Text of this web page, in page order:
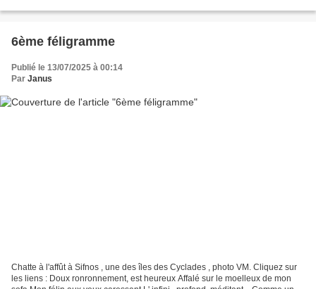
6ème féligramme
Publié le 13/07/2025 à 00:14
Par Janus
Chatte à l'affût à Sifnos , une des îles des Cyclades , photo VM. Cliquez sur
les liens : Doux ronronnement, est heureux Affalé sur le moelleux de mon